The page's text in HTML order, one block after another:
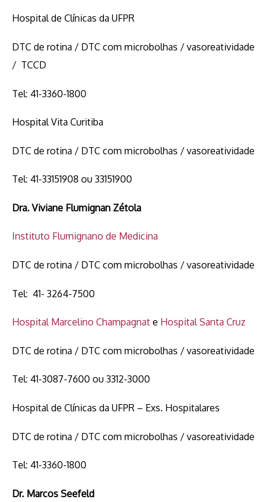
Hospital de Clínicas da UFPR
DTC de rotina / DTC com microbolhas / vasoreatividade
/ TCCD
Tel: 41-3360-1800
Hospital Vita Curitiba
DTC de rotina / DTC com microbolhas / vasoreatividade
Tel: 41-33151908 ou 33151900
Dra. Viviane Flumignan Zétola
Instituto Flumignano de Medicina
DTC de rotina / DTC com microbolhas / vasoreatividade
Tel: 41- 3264-7500
Hospital Marcelino Champagnat e Hospital Santa Cruz
DTC de rotina / DTC com microbolhas / vasoreatividade
Tel: 41-3087-7600 ou 3312-3000
Hospital de Clínicas da UFPR – Exs. Hospitalares
DTC de rotina / DTC com microbolhas / vasoreatividade
Tel: 41-3360-1800
Dr. Marcos Seefeld